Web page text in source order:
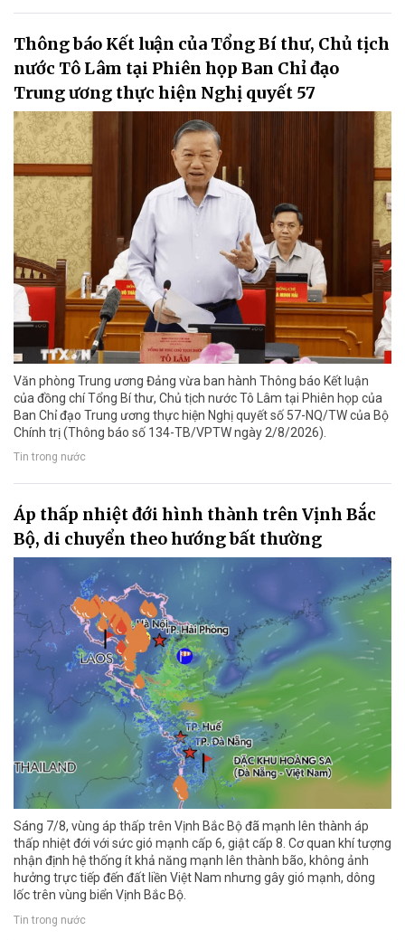
Thông báo Kết luận của Tổng Bí thư, Chủ tịch
nước Tô Lâm tại Phiên họp Ban Chỉ đạo
Trung ương thực hiện Nghị quyết 57
Văn phòng Trung ương Đảng vừa ban hành Thông báo Kết luận
của đồng chí Tổng Bí thư, Chủ tịch nước Tô Lâm tại Phiên họp của
Ban Chỉ đạo Trung ương thực hiện Nghị quyết số 57-NQ/TW của Bộ
Chính trị (Thông báo số 134-TB/VPTW ngày 2/8/2026).
Tin trong nước
Áp thấp nhiệt đới hình thành trên Vịnh Bắc
Bộ, di chuyển theo hướng bất thường
Sáng 7/8, vùng áp thấp trên Vịnh Bắc Bộ đã mạnh lên thành áp
thấp nhiệt đới với sức gió mạnh cấp 6, giật cấp 8. Cơ quan khí tượng
nhận định hệ thống ít khả năng mạnh lên thành bão, không ảnh
hưởng trực tiếp đến đất liền Việt Nam nhưng gây gió mạnh, dông
lốc trên vùng biển Vịnh Bắc Bộ.
Tin trong nước